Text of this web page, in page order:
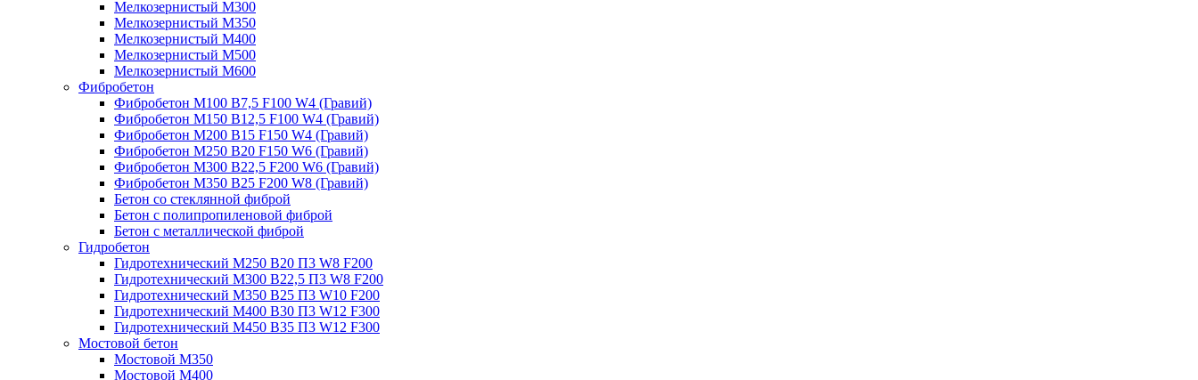
Мелкозернистый М300
Мелкозернистый М350
Мелкозернистый М400
Мелкозернистый М500
Мелкозернистый М600
Фибробетон
Фибробетон М100 B7,5 F100 W4 (Гравий)
Фибробетон М150 B12,5 F100 W4 (Гравий)
Фибробетон М200 B15 F150 W4 (Гравий)
Фибробетон М250 B20 F150 W6 (Гравий)
Фибробетон М300 B22,5 F200 W6 (Гравий)
Фибробетон М350 B25 F200 W8 (Гравий)
Бетон со стеклянной фиброй
Бетон с полипропиленовой фиброй
Бетон с металлической фиброй
Гидробетон
Гидротехнический М250 B20 П3 W8 F200
Гидротехнический М300 B22,5 П3 W8 F200
Гидротехнический М350 B25 П3 W10 F200
Гидротехнический М400 B30 П3 W12 F300
Гидротехнический М450 B35 П3 W12 F300
Мостовой бетон
Мостовой М350
Мостовой М400